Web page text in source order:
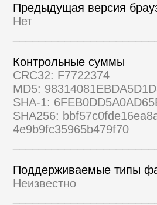
Предыдущая версия
Нет
Контрольные суммы
CRC32: F7722374
MD5:
SHA-1:
SHA256:
4e9b9fc35965b479f70
Поддерживаемые типы
Неизвестно